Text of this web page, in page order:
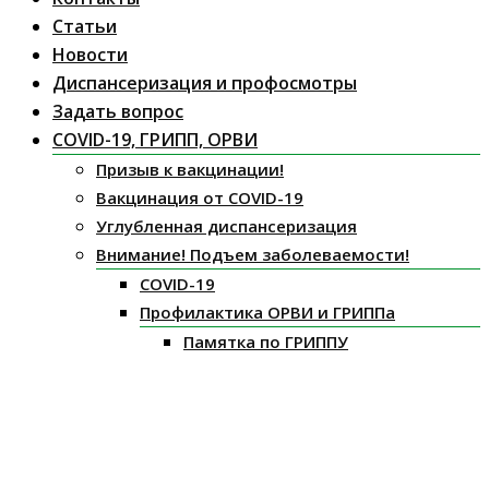
Статьи
Новости
Диспансеризация и профосмотры
Задать вопрос
COVID-19, ГРИПП, ОРВИ
Призыв к вакцинации!
Вакцинация от COVID-19
Углубленная диспансеризация
Внимание! Подъем заболеваемости!
COVID-19
Профилактика ОРВИ и ГРИППа
Памятка по ГРИППУ